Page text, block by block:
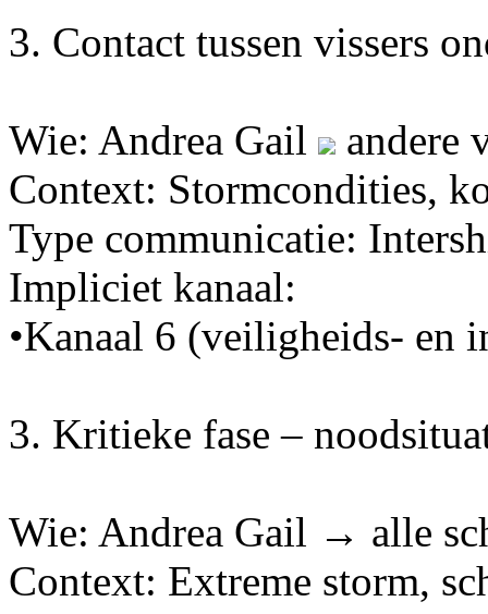
3. Contact tussen vissers
Wie: Andrea Gail
andere
Context: Stormcondities,
Type communicatie:
Impliciet kanaal:
•Kanaal 6 (veiligheids- en
3. Kritieke fase –
Wie: Andrea Gail → alle
Context: Extreme storm,